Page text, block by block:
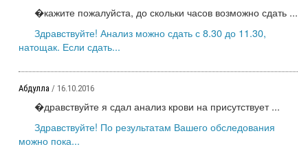
�кажите пожалуйста, до скольки часов возможно сдать ...
Здравствуйте! Анализ можно сдать с 8.30 до 11.30,
натощак. Если сдать...
Абдулла / 16.10.2016
�дравствуйте я сдал анализ крови на присутствует ...
Здравствуйте! По результатам Вашего обследования
можно пока...